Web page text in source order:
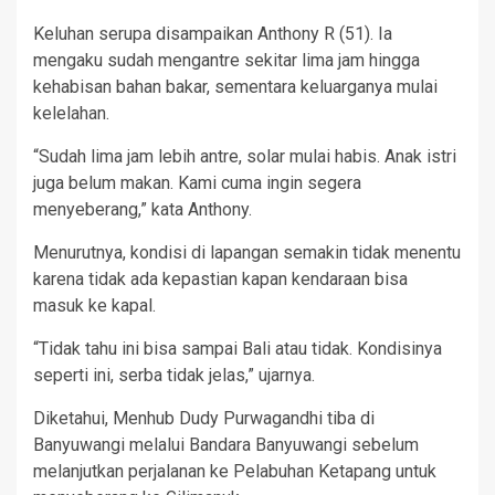
Keluhan serupa disampaikan Anthony R (51). Ia
mengaku sudah mengantre sekitar lima jam hingga
kehabisan bahan bakar, sementara keluarganya mulai
kelelahan.
“Sudah lima jam lebih antre, solar mulai habis. Anak istri
juga belum makan. Kami cuma ingin segera
menyeberang,” kata Anthony.
Menurutnya, kondisi di lapangan semakin tidak menentu
karena tidak ada kepastian kapan kendaraan bisa
masuk ke kapal.
“Tidak tahu ini bisa sampai Bali atau tidak. Kondisinya
seperti ini, serba tidak jelas,” ujarnya.
Diketahui, Menhub Dudy Purwagandhi tiba di
Banyuwangi melalui Bandara Banyuwangi sebelum
melanjutkan perjalanan ke Pelabuhan Ketapang untuk